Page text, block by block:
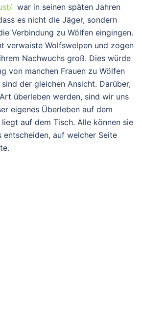
war in seinen späten Jahren
es nicht die Jäger, sondern
Verbindung zu Wölfen eingingen.
verwaiste Wolfswelpen und zogen
Nachwuchs groß. Dies würde
von manchen Frauen zu Wölfen
der gleichen Ansicht. Darüber,
überleben werden, sind wir uns
eigenes Überleben auf dem
liegt auf dem Tisch. Alle können sie
entscheiden, auf welcher Seite